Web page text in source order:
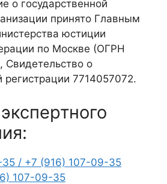
о государственной
принято Главным
юстиции
по Москве (ОГРН
Свидетельство о
регистрации 7714057072.
35 / +7 (916) 107-09-35
107-09-35